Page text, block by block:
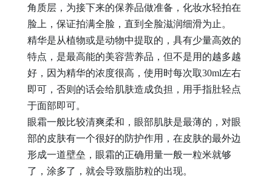
角质层，为接下来的保养品做准备，化妆水轻拍在
脸上，保证拍满全脸，直到全脸滋润细滑为止。
精华是从植物或是动物中提取的，具有少量高效的
特点，是最高能的美容营养品，但不是用的越多越
好，因为精华的浓度很高，使用时每次取30ml左右
即可，否则的话会给肌肤造成负担，用手指肚轻点
于面部即可。
眼霜一般比较清爽柔和，眼部肌肤是最薄的，对眼
部的皮肤有一个很好的防护作用，在皮肤的最外边
形成一道壁垒，眼霜的正确用量一般一粒米就够
了，涂多了，就会导致脂肪粒的出现。